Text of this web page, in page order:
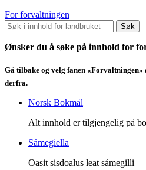
For forvaltningen
Søk
Ønsker du å søke på innhold for
Gå tilbake og velg fanen «Forvaltningen»
derfra.
Norsk Bokmål
Alt innhold er tilgjengelig på
Sámegiella
Oasit sisdoalus leat sámegilli